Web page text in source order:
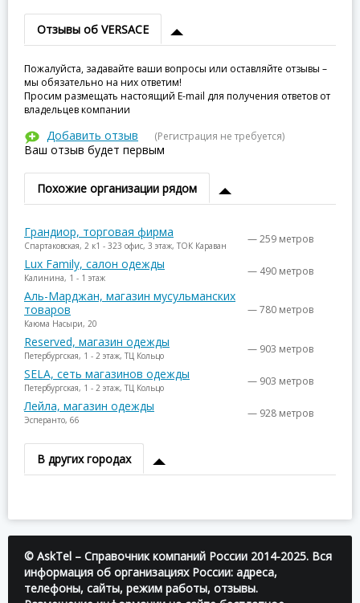
Отзывы об VERSACE
Пожалуйста, задавайте ваши вопросы или оставляйте отзывы –
мы обязательно на них ответим!
Просим размещать настоящий E-mail для получения ответов от
владельцев компании
Добавить отзыв (Регистрация не требуется)
Ваш отзыв будет первым
Похожие организации рядом
Грандиор, торговая фирма
Спартаковская, 2 к1 - 323 офис, 3 этаж, ТОК Караван — 259 метров
Lux Family, салон одежды
Калинина, 1 - 1 этаж — 490 метров
Аль-Марджан, магазин мусульманских
товаров
Каюма Насыри, 20
— 780 метров
Reserved, магазин одежды
Петербургская, 1 - 2 этаж, ТЦ Кольцо — 903 метров
SELA, сеть магазинов одежды
Петербургская, 1 - 2 этаж, ТЦ Кольцо — 903 метров
Лейла, магазин одежды
Эсперанто, 66 — 928 метров
В других городах
© AskTel – Справочник компаний России 2014-2025. Вся
информация об организациях России: адреса,
телефоны, сайты, режим работы, отзывы.